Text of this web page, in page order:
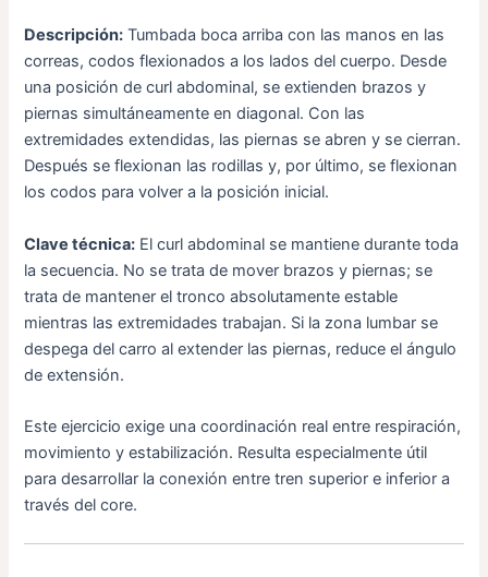
Descripción: Tumbada boca arriba con las manos en las
correas, codos flexionados a los lados del cuerpo. Desde
una posición de curl abdominal, se extienden brazos y
piernas simultáneamente en diagonal. Con las
extremidades extendidas, las piernas se abren y se cierran.
Después se flexionan las rodillas y, por último, se flexionan
los codos para volver a la posición inicial.
Clave técnica: El curl abdominal se mantiene durante toda
la secuencia. No se trata de mover brazos y piernas; se
trata de mantener el tronco absolutamente estable
mientras las extremidades trabajan. Si la zona lumbar se
despega del carro al extender las piernas, reduce el ángulo
de extensión.
Este ejercicio exige una coordinación real entre respiración,
movimiento y estabilización. Resulta especialmente útil
para desarrollar la conexión entre tren superior e inferior a
través del core.